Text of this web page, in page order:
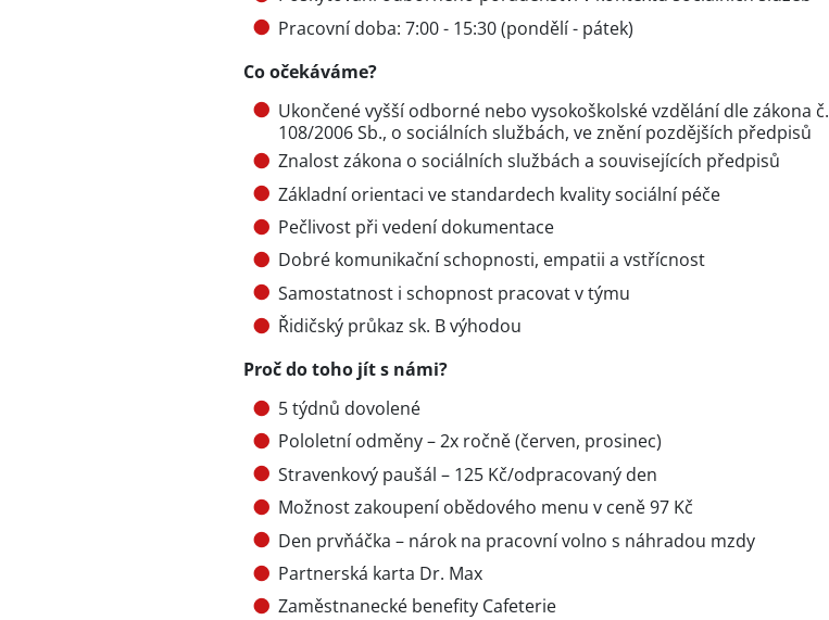
Pracovní doba: 7:00 - 15:30 (pondělí - pátek)
Co očekáváme?
Ukončené vyšší odborné nebo vysokoškolské vzdělání dle zákona č.
108/2006 Sb., o sociálních službách, ve znění pozdějších předpisů
Znalost zákona o sociálních službách a souvisejících předpisů
Základní orientaci ve standardech kvality sociální péče
Pečlivost při vedení dokumentace
Dobré komunikační schopnosti, empatii a vstřícnost
Samostatnost i schopnost pracovat v týmu
Řidičský průkaz sk. B výhodou
Proč do toho jít s námi?
5 týdnů dovolené
Pololetní odměny – 2x ročně (červen, prosinec)
Stravenkový paušál – 125 Kč/odpracovaný den
Možnost zakoupení obědového menu v ceně 97 Kč
Den prvňáčka – nárok na pracovní volno s náhradou mzdy
Partnerská karta Dr. Max
Zaměstnanecké benefity Cafeterie